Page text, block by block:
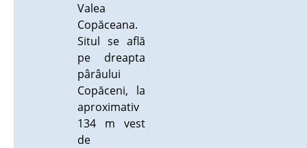
Valea
Copăceana.
Situl se află
pe dreapta
pârâului
Copăceni, la
aproximativ
134 m vest
de